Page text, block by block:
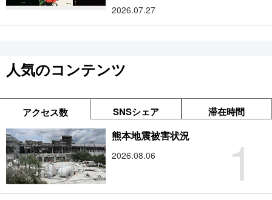
2026.07.27
人気のコンテンツ
アクセス数 SNSシェア 滞在時間
1
熊本地震被害状況
2026.08.06